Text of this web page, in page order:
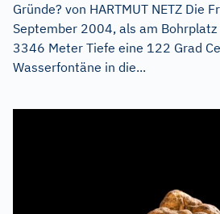
Gründe? von HARTMUT NETZ Die
September 2004, als am
3346 Meter Tiefe eine 122 Grad
Wasserfontäne in die...